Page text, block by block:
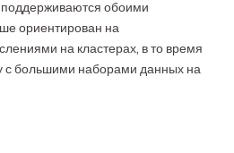
обоими
ориентирован на
на кластерах, в то время
с большими наборами данных на